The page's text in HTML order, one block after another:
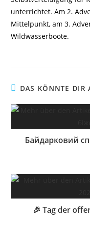
unterrichtet. Am 2.
Mittelpunkt, am 3.
Wildwasserboote.
DAS KÖNNTE DIR
Байдарковий
🎉 Tag der